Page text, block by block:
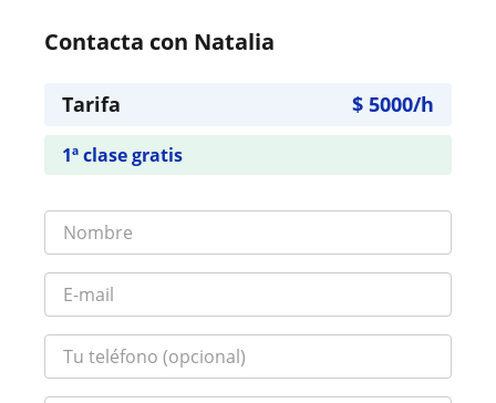
Contacta con Natalia
Tarifa $ 5000/h
1ª clase gratis